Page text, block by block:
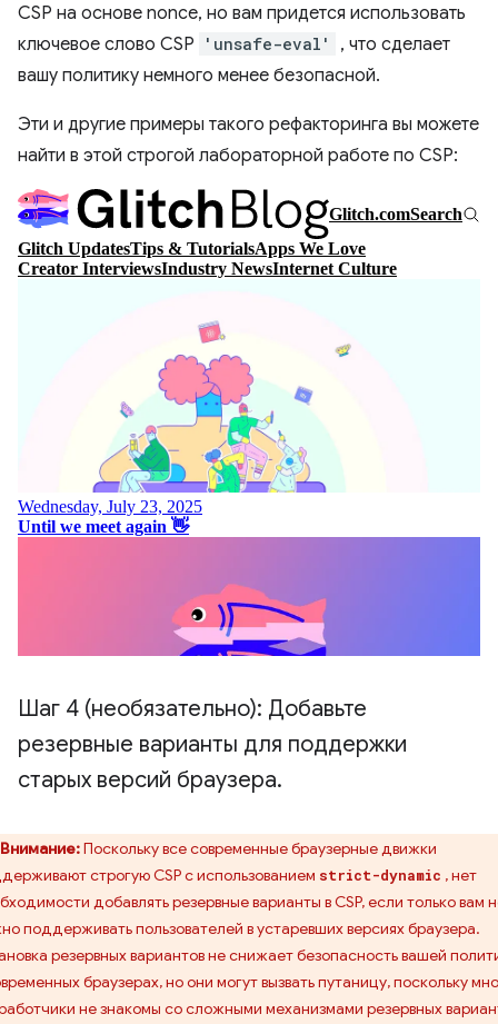
CSP на основе nonce, но вам придется использовать
ключевое слово CSP
'unsafe-eval'
, что сделает
вашу политику немного менее безопасной.
Эти и другие примеры такого рефакторинга вы можете
найти в этой строгой лабораторной работе по CSP:
Шаг 4 (необязательно): Добавьте
резервные варианты для поддержки
старых версий браузера.
Внимание:Поскольку все современные браузерные движки
строгую CSP с использованием strict-dynamic , нет
добавлять резервные варианты в CSP, если только вам
поддерживать пользователей в устаревших версиях браузера.
резервных вариантов не снижает безопасность вашей
браузерах, но они могут вызвать путаницу, поскольку
не знакомы со сложными механизмами резервных